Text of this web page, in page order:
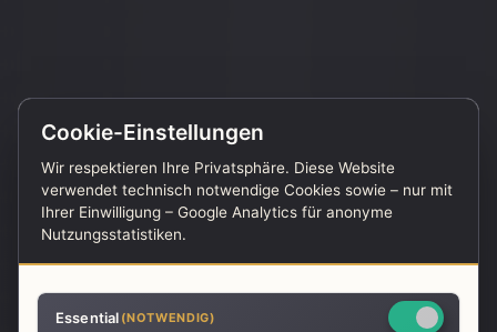
Cookie-Einstellungen
Wir respektieren Ihre Privatsphäre. Diese Website
verwendet technisch notwendige Cookies sowie – nur mit
Ihrer Einwilligung – Google Analytics für anonyme
Nutzungsstatistiken.
Essential (NOTWENDIG)